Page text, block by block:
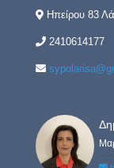
Ηπείρου 83
2410614177